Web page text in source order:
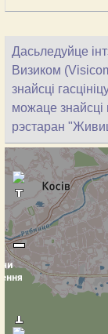
Дасьледуйце
Визиком
знайсці
можаце знайсці
рэстаран